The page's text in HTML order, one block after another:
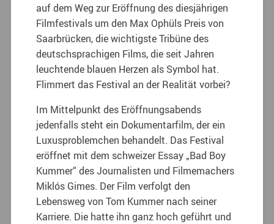
auf dem Weg zur Eröffnung des diesjährigen
Filmfestivals um den Max Ophüls Preis von
Saarbrücken, die wichtigste Tribüne des
deutschsprachigen Films, die seit Jahren
leuchtende blauen Herzen als Symbol hat.
Flimmert das Festival an der Realität vorbei?
Im Mittelpunkt des Eröffnungsabends
jedenfalls steht ein Dokumentarfilm, der ein
Luxusproblemchen behandelt. Das Festival
eröffnet mit dem schweizer Essay „Bad Boy
Kummer“ des Journalisten und Filmemachers
Miklós Gimes. Der Film verfolgt den
Lebensweg von Tom Kummer nach seiner
Karriere. Die hatte ihn ganz hoch geführt und